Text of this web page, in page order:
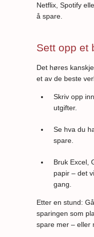
Netflix, Spotify
å spare.
Sett opp et
Det høres
et av de beste
Skriv opp
utgifter.
Se hva du
spare.
Bruk Excel,
papir – det
gang.
Etter en stund:
sparingen som
spare mer – eller